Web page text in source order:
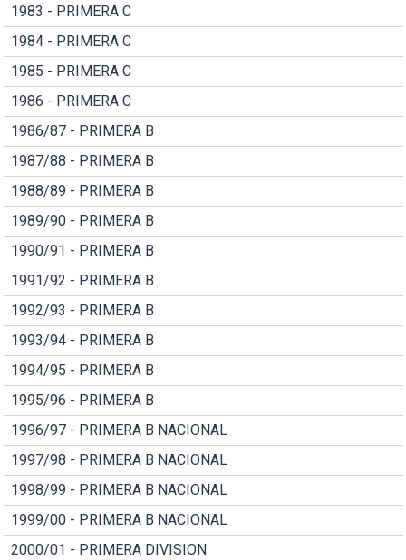
1983 - PRIMERA C
1984 - PRIMERA C
1985 - PRIMERA C
1986 - PRIMERA C
1986/87 - PRIMERA B
1987/88 - PRIMERA B
1988/89 - PRIMERA B
1989/90 - PRIMERA B
1990/91 - PRIMERA B
1991/92 - PRIMERA B
1992/93 - PRIMERA B
1993/94 - PRIMERA B
1994/95 - PRIMERA B
1995/96 - PRIMERA B
1996/97 - PRIMERA B NACIONAL
1997/98 - PRIMERA B NACIONAL
1998/99 - PRIMERA B NACIONAL
1999/00 - PRIMERA B NACIONAL
2000/01 - PRIMERA DIVISION